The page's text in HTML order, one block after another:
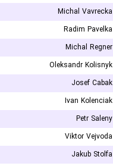
Michal Vavrecka
Radim Pavelka
Michal Regner
Oleksandr Kolisnyk
Josef Cabak
Ivan Kolenciak
Petr Saleny
Viktor Vejvoda
Jakub Stolfa